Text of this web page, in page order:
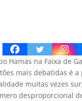
Hamas na Faixa de
mais debatidas é
muitas vezes
desproporcional